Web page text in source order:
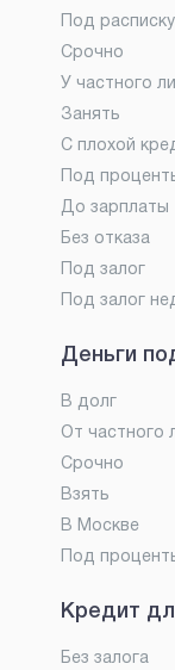
Под расписку
Срочно
У частного
Занять
С плохой
Под
До зарплаты
Без отказа
Под залог
Под залог
Деньги
В долг
От частного
Срочно
Взять
В Москве
Под
Кредит
Без залога